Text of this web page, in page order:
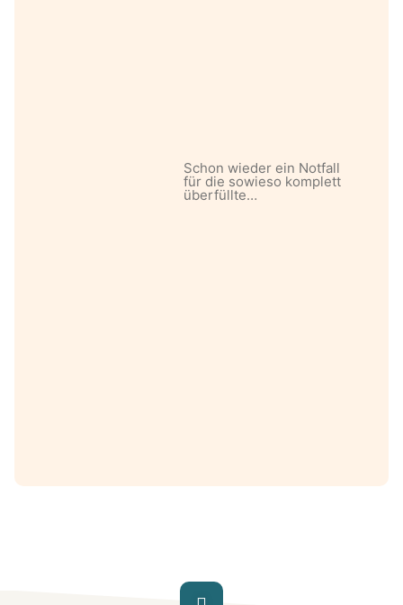
Schon wieder ein Notfall
für die sowieso komplett
überfüllte…